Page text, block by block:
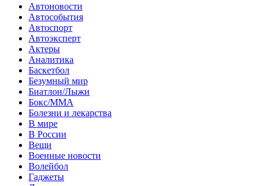
Автоновости
Автособытия
Автоспорт
Автоэксперт
Актеры
Аналитика
Баскетбол
Безумный мир
Биатлон/Лыжи
Бокс/MMA
Болезни и лекарства
В мире
В России
Вещи
Военные новости
Волейбол
Гаджеты